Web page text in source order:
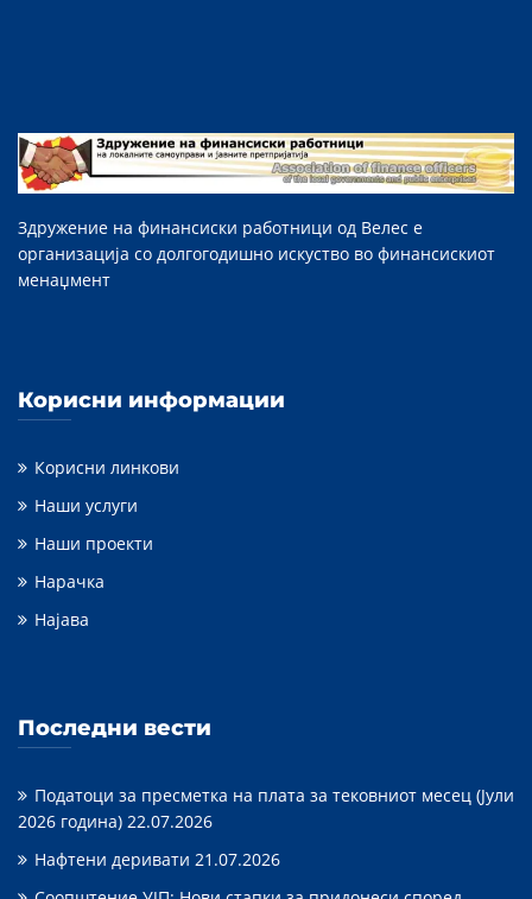
Здружение на финансиски работници од Велес е
организација со долгогодишно искуство во финансискиот
менаџмент
Корисни информации
Корисни линкови
Наши услуги
Наши проекти
Нарачка
Најава
Последни вести
Податоци за пресметка на плата за тековниот месец (Јули
2026 година) 22.07.2026
Нафтени деривати 21.07.2026